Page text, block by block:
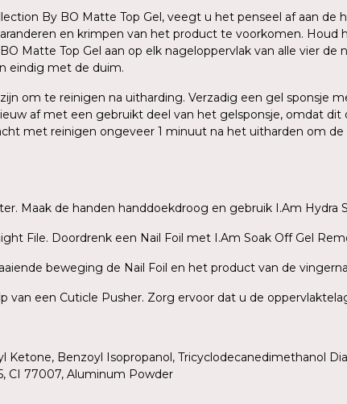
By BO Matte Top Gel, veegt u het penseel af aan
en krimpen van het product te voorkomen.
Matte Top Gel aan op elk nageloppervlak van alle vier de
eindig met de duim.
om te reinigen na uitharding. Verzadig een gel sponsje
af met een gebruikt deel van het gelsponsje, omdat dit
met reinigen ongeveer 1 minuut na het uitharden om
Maak de handen handdoekdroog en gebruik I.Am Hydra
File. Doordrenk een Nail Foil met I.Am Soak Off Gel
beweging de Nail Foil en het product van de
een Cuticle Pusher. Zorg ervoor dat u de
Benzoyl Isopropanol, Tricyclodecanedimethanol
CI 77007, Aluminum Powder